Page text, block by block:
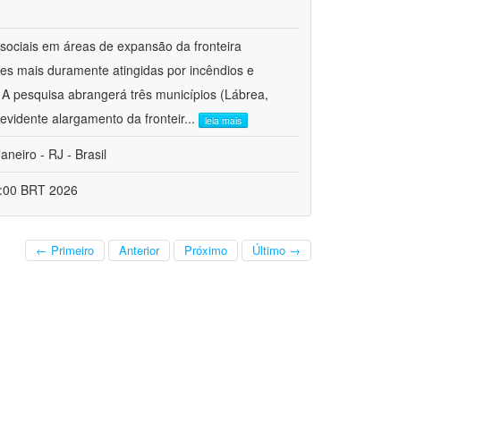
em áreas de expansão da fronteira
mais duramente atingidas por incêndios e
pesquisa abrangerá três municípios (Lábrea,
alargamento da fronteir... leia mais
- RJ - Brasil
BRT 2026
← Primeiro Anterior Próximo Último →